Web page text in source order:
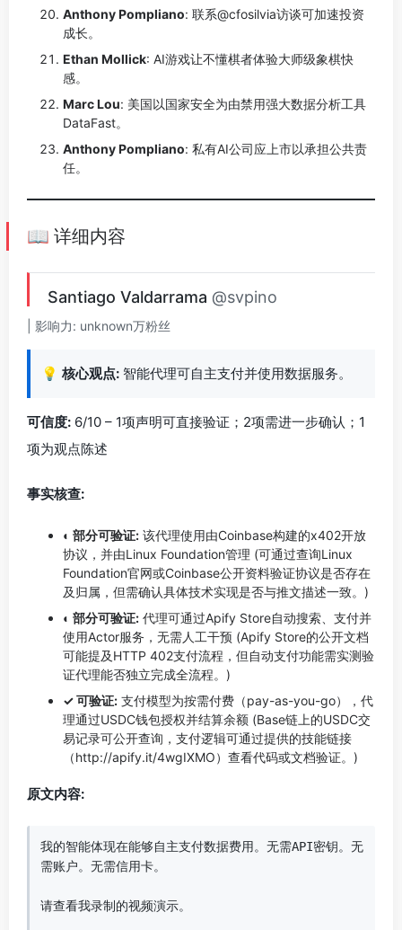
Anthony Pompliano: 联系@cfosilvia访谈可加速投资
成长。
Ethan Mollick: AI游戏让不懂棋者体验大师级象棋快
感。
Marc Lou: 美国以国家安全为由禁用强大数据分析工具
DataFast。
Anthony Pompliano: 私有AI公司应上市以承担公共责
任。
📖 详细内容
Santiago Valdarrama @svpino
| 影响力: unknown万粉丝
💡 核心观点: 智能代理可自主支付并使用数据服务。
可信度: 6/10 – 1项声明可直接验证；2项需进一步确认；1
项为观点陈述
事实核查:
◐ 部分可验证: 该代理使用由Coinbase构建的x402开放
协议，并由Linux Foundation管理 (可通过查询Linux
Foundation官网或Coinbase公开资料验证协议是否存在
及归属，但需确认具体技术实现是否与推文描述一致。)
◐ 部分可验证: 代理可通过Apify Store自动搜索、支付并
使用Actor服务，无需人工干预 (Apify Store的公开文档
可能提及HTTP 402支付流程，但自动支付功能需实测验
证代理能否独立完成全流程。)
✓ 可验证: 支付模型为按需付费（pay-as-you-go），代
理通过USDC钱包授权并结算余额 (Base链上的USDC交
易记录可公开查询，支付逻辑可通过提供的技能链接
（http://apify.it/4wgIXMO）查看代码或文档验证。)
原文内容:
我的智能体现在能够自主支付数据费用。无需API密钥。无
需账户。无需信用卡。
请查看我录制的视频演示。